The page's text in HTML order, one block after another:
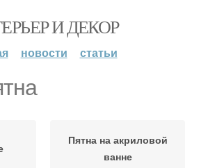
И ДЕКОР
новости статьи
Пятна на акриловой
ванне